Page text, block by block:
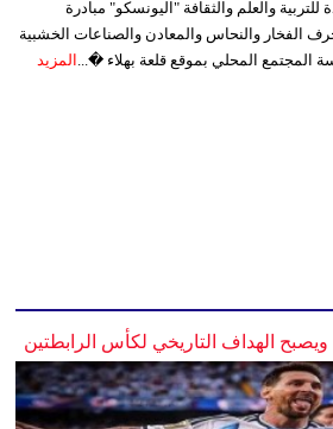
والعلم والثقافة "اليونسكو" مبادرة
الفخار والنحاس والمعادن والصناعات الخشبية
المجتمع المحلي بموقع قلعة بهلاء �... المزيد
الهداف التاريخي لكأس الرابطتين